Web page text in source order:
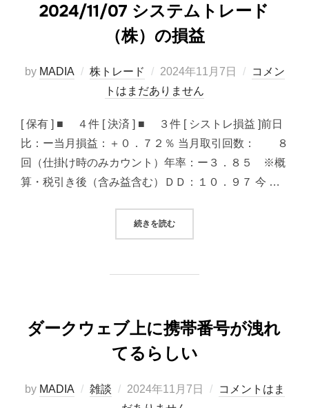
2024/11/07 システムトレード
（株）の損益
by MADIA 株トレード
投
稿
2024年11月7日
コメン
トはまだありません
[ 保有 ] ■ ４件 [ 決済 ] ■ ３件 [ シストレ損益 ]前日
比：ー当月損益：＋０．７２％ 当月取引回数： ８
回（仕掛け時のみカウント）年率：ー３．８５ ※概
算・税引き後（含み益含む）ＤＤ：１０．９７ 今 …
続きを読む“2024/11/07 システムトレード（
ダークウェブ上に携帯番号が洩れ
てるらしい
by MADIA 雑談
投
2024年11月7日
コメントはま